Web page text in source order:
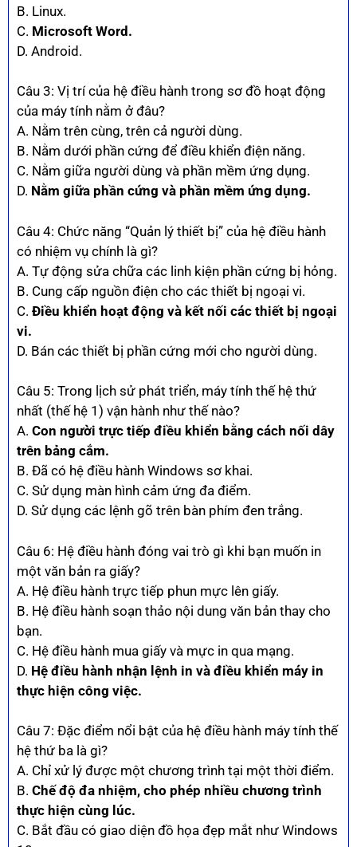
B. Linux.
C. Microsoft Word.
D. Android.
Câu 3: Vị trí của hệ điều hành trong sơ đồ hoạt động
của máy tính nằm ở đâu?
A. Nằm trên cùng, trên cả người dùng.
B. Nằm dưới phần cứng để điều khiển điện năng.
C. Nằm giữa người dùng và phần mềm ứng dụng.
D. Nằm giữa phần cứng và phần mềm ứng dụng.
Câu 4: Chức năng “Quản lý thiết bị” của hệ điều hành
có nhiệm vụ chính là gì?
A. Tự động sửa chữa các linh kiện phần cứng bị hỏng.
B. Cung cấp nguồn điện cho các thiết bị ngoại vi.
C. Điều khiển hoạt động và kết nối các thiết bị ngoại
vi.
D. Bán các thiết bị phần cứng mới cho người dùng.
Câu 5: Trong lịch sử phát triển, máy tính thế hệ thứ
nhất (thế hệ 1) vận hành như thế nào?
A. Con người trực tiếp điều khiển bằng cách nối dây
trên bảng cắm.
B. Đã có hệ điều hành Windows sơ khai.
C. Sử dụng màn hình cảm ứng đa điểm.
D. Sử dụng các lệnh gõ trên bàn phím đen trắng.
Câu 6: Hệ điều hành đóng vai trò gì khi bạn muốn in
một văn bản ra giấy?
A. Hệ điều hành trực tiếp phun mực lên giấy.
B. Hệ điều hành soạn thảo nội dung văn bản thay cho
bạn.
C. Hệ điều hành mua giấy và mực in qua mạng.
D. Hệ điều hành nhận lệnh in và điều khiển máy in
thực hiện công việc.
Câu 7: Đặc điểm nổi bật của hệ điều hành máy tính thế
hệ thứ ba là gì?
A. Chỉ xử lý được một chương trình tại một thời điểm.
B. Chế độ đa nhiệm, cho phép nhiều chương trình
thực hiện cùng lúc.
C. Bắt đầu có giao diện đồ họa đẹp mắt như Windows